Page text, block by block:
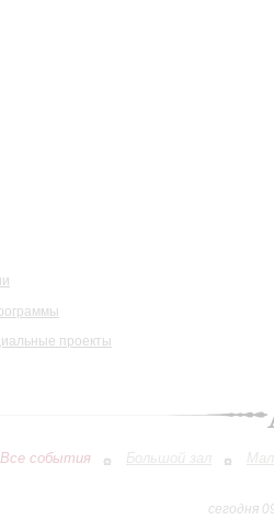
проекты
Все события Большой зал
сегодня